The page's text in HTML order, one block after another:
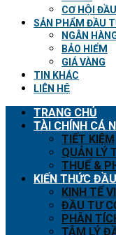
CƠ HỘI
SẢN PHẨM ĐẦU
NGÂN
BẢO HIỂM
GIÁ VÀNG
TIN KHÁC
LIÊN HỆ
TRANG CHỦ
TÀI CHÍNH CÁ
TIẾT KIỆM
QUẢN LÝ
THUẾ &
KIẾN THỨC
KINH TẾ
ĐẦU TƯ
PHÂN
TÂM LÝ